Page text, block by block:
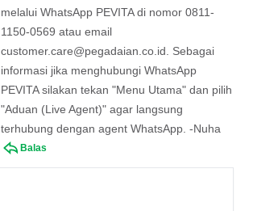
melalui WhatsApp PEVITA di nomor 0811-
1150-0569 atau email
customer.care@pegadaian.co.id . Sebagai
informasi jika menghubungi WhatsApp
PEVITA silakan tekan "Menu Utama" dan pilih
"Aduan (Live Agent)" agar langsung
terhubung dengan agent WhatsApp. -Nuha
Balas